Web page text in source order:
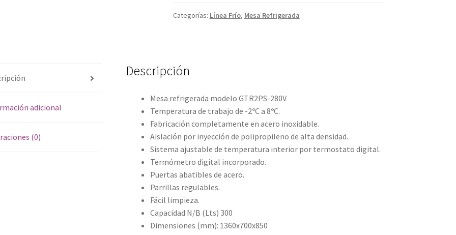
cantidad
Categorías: Línea Frío, Mesa Refrigerada
adicional
(0)
Descripción
Mesa refrigerada modelo GTR2PS-280V
Temperatura de trabajo de -2ºC a 8ºC.
Fabricación completamente en acero inoxidable.
Aislación por inyección de polipropileno de alta densidad.
Sistema ajustable de temperatura interior por termostato digital.
Termómetro digital incorporado.
Puertas abatibles de acero.
Parrillas regulables.
Fácil limpieza.
Capacidad N/B (Lts) 300
Dimensiones (mm): 1360x700x850